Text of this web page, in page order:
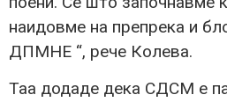
наидовме на препрека и
ДПМНЕ “, рече Колева.
Таа додаде дека СДСМ е